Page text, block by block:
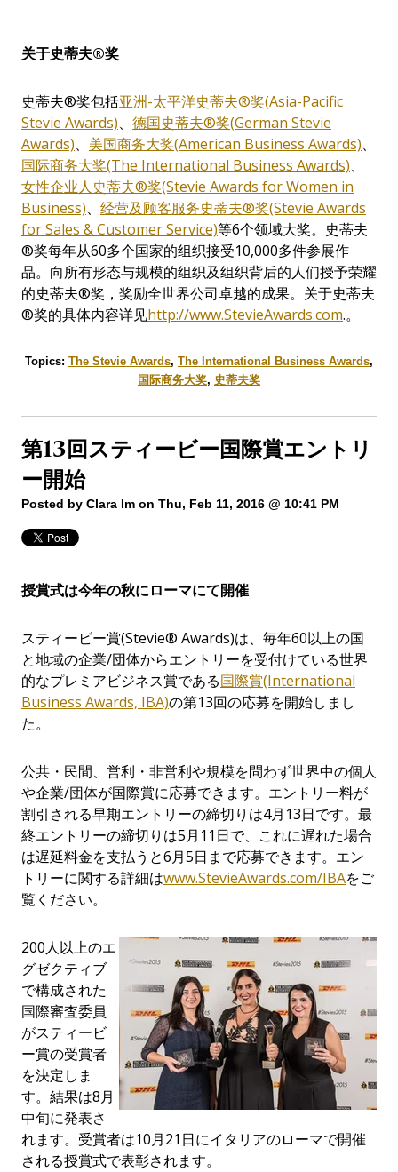
关于史蒂夫®奖
史蒂夫®奖包括亚洲-太平洋史蒂夫®奖(Asia-Pacific
Stevie Awards)、 德国史蒂夫®奖(German Stevie
Awards)、 美国商务大奖(American Business Awards)、
国际商务大奖(The International Business Awards)、
女性企业人史蒂夫®奖(Stevie Awards for Women in
Business)、 经营及顾客服务史蒂夫®奖(Stevie Awards
for Sales & Customer Service)等6个领域大奖。史蒂夫
®奖每年从60多个国家的组织接受10,000多件参展作
品。向所有形态与规模的组织及组织背后的人们授予荣耀
的史蒂夫®奖，奖励全世界公司卓越的成果。关于史蒂夫
®奖的具体内容详见http://www.StevieAwards.com.。
Topics: The Stevie Awards, The International Business Awards,
国际商务大奖, 史蒂夫奖
第13回スティービー国際賞エントリ
ー開始
Posted by Clara Im on Thu, Feb 11, 2016 @ 10:41 PM
授賞式は今年の秋にローマにて開催
スティービー賞(Stevie® Awards)は、毎年60以上の国
と地域の企業/団体からエントリーを受付けている世界
的なプレミアビジネス賞である国際賞(International
Business Awards, IBA)の第13回の応募を開始しまし
た。
公共・民間、営利・非営利や規模を問わず世界中の個人
や企業/団体が国際賞に応募できます。エントリー料が
割引される早期エントリーの締切りは4月 13日です。最
終エントリーの締切りは5月 11 日で、これに遅れた場合
は遅延料金を支払うと6月5日まで応募できます。エン
トリーに関する詳細はwww.StevieAwards.com/IBAをご
覧ください。
200人以上のエ
グゼクティブ
で構成された
国際審査委員
がスティービ
ー賞の受賞者
を決定しま
す。結果は8月
中旬に発表さ
れます。受賞者は10月21 日にイタリアのローマで開催
される授賞式で表彰されます。